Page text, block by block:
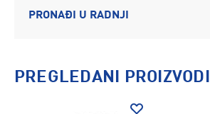
PRONAĐI U RADNJI
PREGLEDANI PROIZVODI